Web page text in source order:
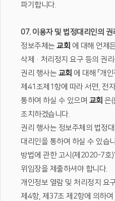
파기합니다.
07. 이용자 및 법정대리인의 권
정보주체는 교회 에 대해 언제
삭제·처리정지 요구 등의 권리
권리 행사는 교회 에 대해 「개
제41조제1항에 따라 서면, 전
통하여 하실 수 있으며 교회 은(
조치하겠습니다.
권리 행사는 정보주체의 법정
대리인을 통하여 하실 수 있습
방법에 관한 고시(제2020-7호
위임장을 제출하셔야 합니다.
개인정보 열람 및 처리정지 요
제4항, 제37조 제2항에 의하